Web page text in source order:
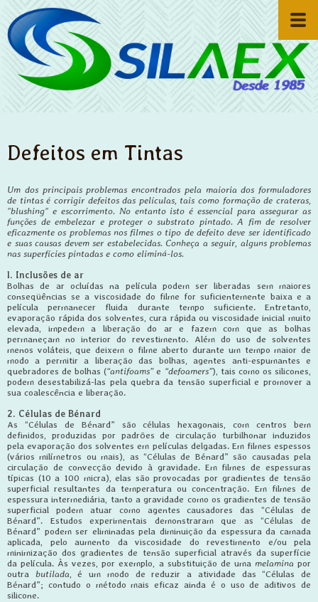
Defeitos em Tintas
Um dos principais problemas encontrados pela maioria dos formuladores
de tintas é corrigir defeitos das películas, tais como formação de crateras,
"blushing" e escorrimento. No entanto isto é essencial para assegurar as
funções de embelezar e proteger o substrato pintado. A fim de resolver
eficazmente os problemas nos filmes o tipo de defeito deve ser identificado
e suas causas devem ser estabelecidas. Conheça a seguir, alguns problemas
nas superfícies pintadas e como eliminá-los.
l. Inclusões de ar
Bolhas de ar ocluídas na película podem ser liberadas sem maiores
conseqüências se a viscosidade do filme for suficientemente baixa e a
película permanecer fluida durante tempo suficiente. Entretanto,
evaporação rápida dos solventes, cura rápida ou viscosidade inicial muito
elevada, impedem a liberação do ar e fazem com que as bolhas
permaneçam no interior do revestimento. Além do uso de solventes
menos voláteis, que deixem o filme aberto durante um tempo maior de
modo a permitir a liberação das bolhas, agentes anti-espumantes e
quebradores de bolhas (“antifoams”e “defoamers”), tais como os silicones,
podem desestabilizá-las pela quebra da tensão superficial e promover a
sua coalescência e liberação.
2. Células de Bénard
As “Células de Bénard” são células hexagonais, com centros bem
definidos, produzidas por padrões de circulação turbilhonar induzidos
pela evaporação dos solventes em películas delgadas. Em filmes espessos
(vários milímetros ou mais), as “Células de Bénard” são causadas pela
circulação de convecção devido à gravidade. Em filmes de espessuras
típicas (10 a 100 micra), elas são provocadas por gradientes de tensão
superficial resultantes da temperatura ou concentração. Em filmes de
espessura intermediária, tanto a gravidade como os gradientes de tensão
superficial podem atuar como agentes causadores das “Células de
Bénard”. Estudos experimentais demonstraram que as “Células de
Bénard” podem ser eliminadas pela diminuição da espessura da camada
aplicada, pelo aumento da viscosidade do revestimento e/ou pela
minimização dos gradientes de tensão superficial através da superfície
da película. Às vezes, por exemplo, a substituição de uma melamina por
outra butilada, é um modo de reduzir a atividade das “Células de
Bénard”; contudo o método mais eficaz ainda é o uso de aditivos de
silicone.